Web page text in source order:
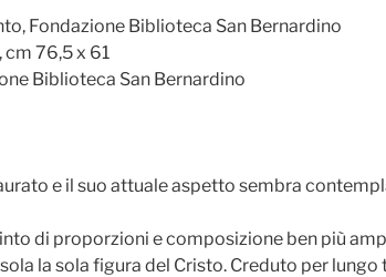
Fondazione Biblioteca San Bernardino
cm 76,5 x 61
Biblioteca San Bernardino
e il suo attuale aspetto sembra
di proporzioni e composizione ben più
la sola figura del Cristo. Creduto per